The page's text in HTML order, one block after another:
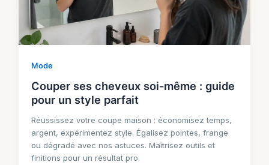
Mode
Couper ses cheveux soi-même : guide
pour un style parfait
Réussissez votre coupe maison : économisez temps,
argent, expérimentez style. Égalisez pointes, frange
ou dégradé avec nos astuces. Maîtrisez outils et
finitions pour un résultat pro.